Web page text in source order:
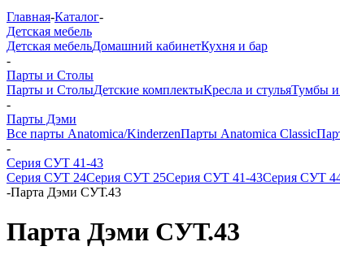
Главная-Каталог-
Детская мебель
Детская мебельДомашний кабинетКухня и бар
-
Парты и Столы
Парты и СтолыДетские комплектыКресла и стульяТумбы и
-
Парты Дэми
Все парты Anatomica/KinderzenПарты Anatomica Classic
-
Серия СУТ 41-43
Серия СУТ 24Серия СУТ 25Серия СУТ 41-43Серия СУТ
-Парта Дэми СУТ.43
Парта Дэми СУТ.43